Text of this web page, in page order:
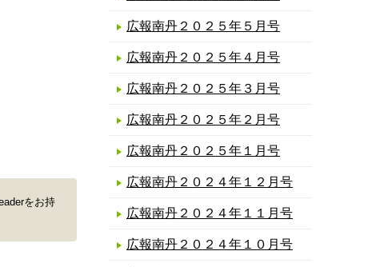
広報南丹２０２５年５月号
広報南丹２０２５年４月号
広報南丹２０２５年３月号
広報南丹２０２５年２月号
広報南丹２０２５年１月号
広報南丹２０２４年１２月号
広報南丹２０２４年１１月号
広報南丹２０２４年１０月号
をお持